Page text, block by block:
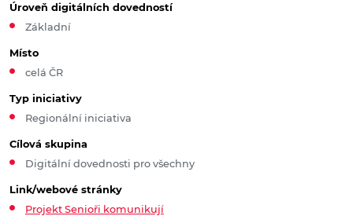
Úroveň digitálních dovedností
Základní
Místo
celá ČR
Typ iniciativy
Regionální iniciativa
Cílová skupina
Digitální dovednosti pro všechny
Link/webové stránky
Projekt Senioři komunikují